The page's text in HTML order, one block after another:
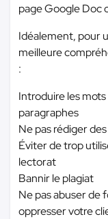
page Google Doc
Idéalement, pour
meilleure
:
Introduire les
paragraphes
Ne pas rédiger
Éviter de trop
lectorat
Bannir le plagiat
Ne pas abuser de
oppresser votre